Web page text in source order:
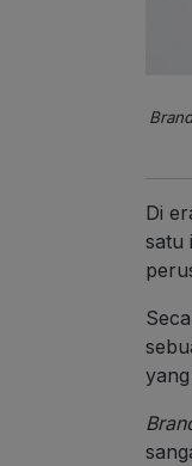
Di
satu